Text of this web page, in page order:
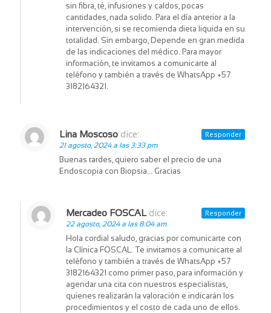
sin fibra, té, infusiones y caldos, pocas
cantidades, nada solido. Para el día anterior a la
intervención, si se recomienda dieta liquida en su
totalidad. Sin embargo, Depende en gran medida
de las indicaciones del médico. Para mayor
información, te invitamos a comunicarte al
teléfono y también a través de WhatsApp +57
3182164321.
Lina Moscoso dice:
21 agosto, 2024 a las 3:33 pm
Buenas tardes, quiero saber el precio de una
Endoscopia con Biopsia… Gracias
Responder
Mercadeo FOSCAL dice:
22 agosto, 2024 a las 8:04 am
Hola cordial saludo, gracias por comunicarte con
la Clínica FOSCAL. Te invitamos a comunicarte al
teléfono y también a través de WhatsApp +57
3182164321 como primer paso, para información y
agendar una cita con nuestros especialistas,
quienes realizarán la valoración e indicarán los
procedimientos y el costo de cada uno de ellos.
Responder